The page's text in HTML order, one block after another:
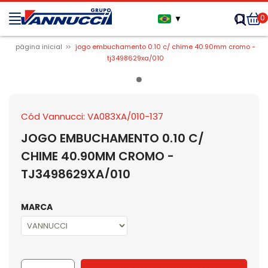
▼ 0
página inicial
jogo embuchamento 0.10 c/ chime 40.90mm cromo -
tj3498629xa/010
Cód Vannucci: VA083XA/010-137
JOGO EMBUCHAMENTO 0.10 C/
CHIME 40.90MM CROMO -
TJ3498629XA/010
MARCA